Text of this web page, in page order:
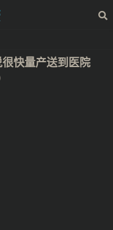
快量产送到医院